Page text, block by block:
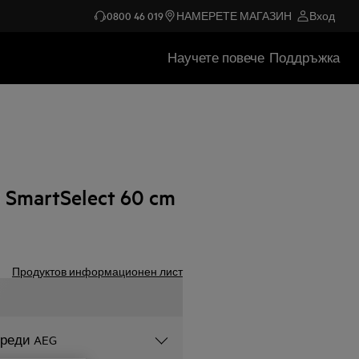
0800 46 019 НАМЕРЕТЕ МАГАЗИН Вход
Научете повече Поддръжка
60 cm
Продуктов информационен лист
AEG